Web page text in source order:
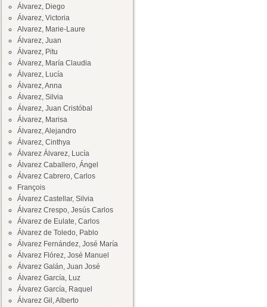
Álvarez, Diego
Álvarez, Victoria
Alvarez, Marie-Laure
Álvarez, Juan
Álvarez, Pitu
Álvarez, María Claudia
Álvarez, Lucía
Álvarez, Anna
Álvarez, Silvia
Álvarez, Juan Cristóbal
Álvarez, Marisa
Álvarez, Alejandro
Álvarez, Cinthya
Álvarez Álvarez, Lucía
Álvarez Caballero, Ángel
Álvarez Cabrero, Carlos
François
Álvarez Castellar, Silvia
Álvarez Crespo, Jesús Carlos
Álvarez de Eulate, Carlos
Álvarez de Toledo, Pablo
Álvarez Fernández, José María
Álvarez Flórez, José Manuel
Álvarez Galán, Juan José
Álvarez García, Luz
Álvarez García, Raquel
Álvarez Gil, Alberto